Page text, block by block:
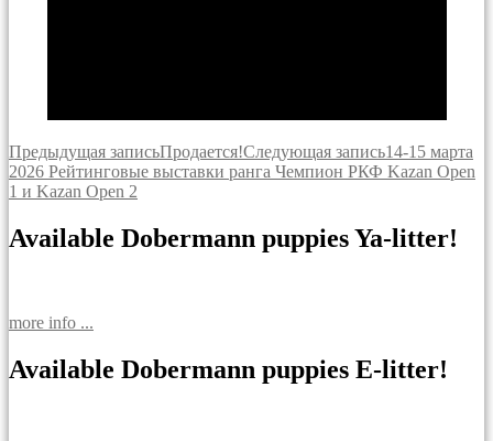
Навигация
по
Предыдущая записьПродается!Следующая запись14-15 марта
2026 Рейтинговые выставки ранга Чемпион РКФ Kazan Open
1 и Kazan Open 2
Available Dobermann puppies Ya-litter!
more info ...
Available Dobermann puppies E-litter!